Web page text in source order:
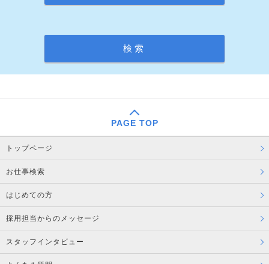
PAGE TOP
トップページ
お仕事検索
はじめての方
採用担当からのメッセージ
スタッフインタビュー